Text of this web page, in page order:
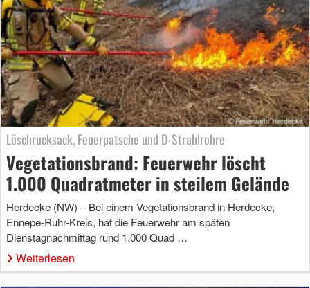
Löschrucksack, Feuerpatsche und D-Strahlrohre
Vegetationsbrand: Feuerwehr löscht
1.000 Quadratmeter in steilem Gelände
Herdecke (NW) – Bei einem Vegetationsbrand in Herdecke,
Ennepe-Ruhr-Kreis, hat die Feuerwehr am späten
Dienstagnachmittag rund 1.000 Quad …
Weiterlesen